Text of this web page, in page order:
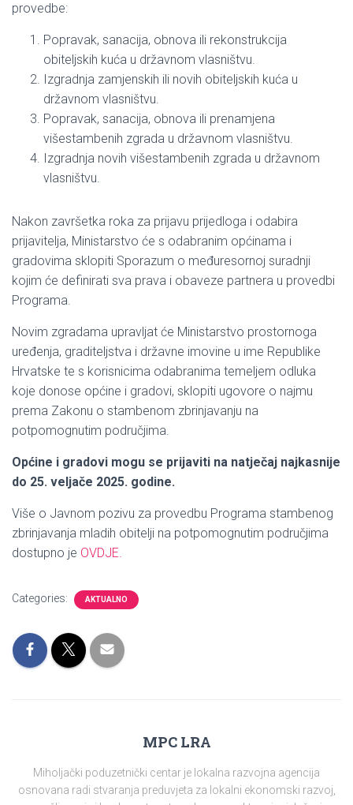
provedbe:
Popravak, sanacija, obnova ili rekonstrukcija
obiteljskih kuća u državnom vlasništvu.
Izgradnja zamjenskih ili novih obiteljskih kuća u
državnom vlasništvu.
Popravak, sanacija, obnova ili prenamjena
višestambenih zgrada u državnom vlasništvu.
Izgradnja novih višestambenih zgrada u državnom
vlasništvu.
Nakon završetka roka za prijavu prijedloga i odabira
prijavitelja, Ministarstvo će s odabranim općinama i
gradovima sklopiti Sporazum o međuresornoj suradnji
kojim će definirati sva prava i obaveze partnera u provedbi
Programa.
Novim zgradama upravljat će Ministarstvo prostornoga
uređenja, graditeljstva i državne imovine u ime Republike
Hrvatske te s korisnicima odabranima temeljem odluka
koje donose općine i gradovi, sklopiti ugovore o najmu
prema Zakonu o stambenom zbrinjavanju na
potpomognutim područjima.
Općine i gradovi mogu se prijaviti na natječaj najkasnije
do 25. veljače 2025. godine.
Više o Javnom pozivu za provedbu Programa stambenog
zbrinjavanja mladih obitelji na potpomognutim područjima
dostupno je OVDJE.
Categories: AKTUALNO
MPC LRA
Miholjački poduzetnički centar je lokalna razvojna agencija
osnovana radi stvaranja preduvjeta za lokalni ekonomski razvoj,